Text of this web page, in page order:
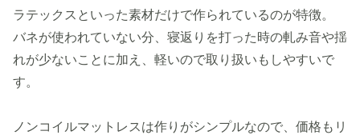
ラテックスといった素材だけで作られているのが特徴。
バネが使われていない分、寝返りを打った時の軋み音や揺
れが少ないことに加え、軽いので取り扱いもしやすいで
す。
ノンコイルマットレスは作りがシンプルなので、価格もリ